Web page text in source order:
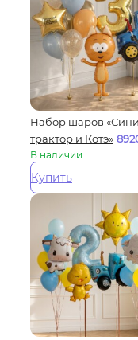
Набор шаров
трактор и Котэ»
В наличии
Купить